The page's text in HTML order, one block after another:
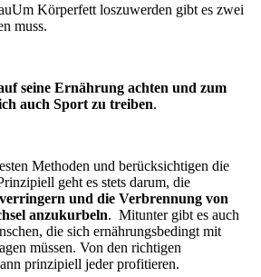
Um Körperfett loszuwerden gibt es zwei
muss.
seine Ernährung achten und zum
auch Sport zu treiben.
Methoden und berücksichtigen die
geht es stets darum, die
und die Verbrennung von
anzukurbeln. Mitunter gibt es auch
die sich ernährungsbedingt mit
müssen. Von den richtigen
prinzipiell jeder profitieren.